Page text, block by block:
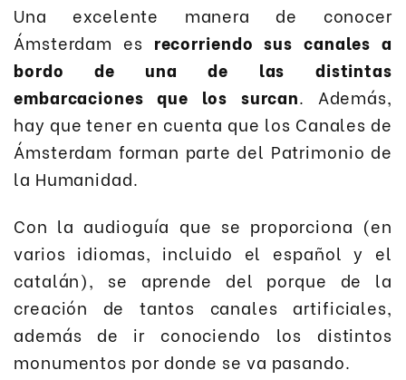
Una excelente manera de conocer
Ámsterdam es recorriendo sus canales a
bordo de una de las distintas
embarcaciones que los surcan. Además,
hay que tener en cuenta que los Canales de
Ámsterdam forman parte del Patrimonio de
la Humanidad.
Con la audioguía que se proporciona (en
varios idiomas, incluido el español y el
catalán), se aprende del porque de la
creación de tantos canales artificiales,
además de ir conociendo los distintos
monumentos por donde se va pasando.